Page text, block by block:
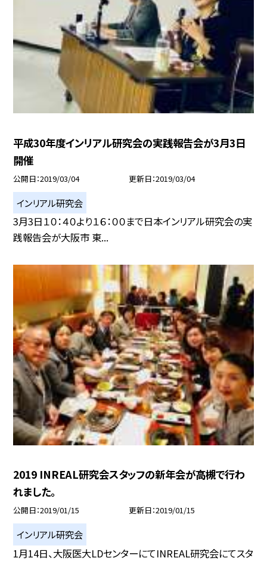
平成30年度インリアル研究会の実践報告会が3月3日
開催
公開日 2019/03/04 更新日 2019/03/04
インリアル研究会
3月3日１０：４０より１６：００まで日本インリアル研究会の実
践報告会が大阪市 東...
2019 INREAL研究会スタッフの新年会が高槻で行わ
れました。
公開日 2019/01/15 更新日 2019/01/15
インリアル研究会
1月14日、大阪医大LDセンターにてINREAL研究会にてスタ